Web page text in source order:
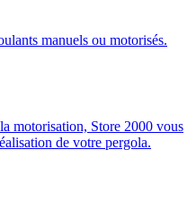
manuels ou motorisés.
motorisation, Store 2000 vous
de votre pergola.